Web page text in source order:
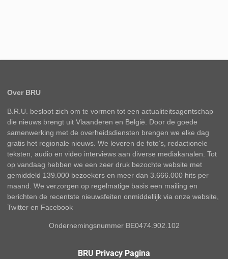
Over BRU
B.R.U. besloot zich om te vormen tot een actualiteitsagentschap
die nieuws brengt uit Vlaanderen en België. Door de goede
samenwerking met de overheidsdiensten brengen we elke dag
gratis het regionale nieuws. We leveren de foto’s, redactionele
teksten, audio en video interviews aan diverse mediakanalen. Tot
op vandaag hebben we een zeer druk bezochte website met
gemiddeld 139.000 bezoekers en meer dan 3.666.000 hits per
maand. We verzorgen op regelmatige basis een mailing en
berichten de recentste nieuwsfeiten onmiddellijk via onze website,
Twitter en Facebook
Ondernemingsnummer BE0474.902.102
BRU Privacy Pagina